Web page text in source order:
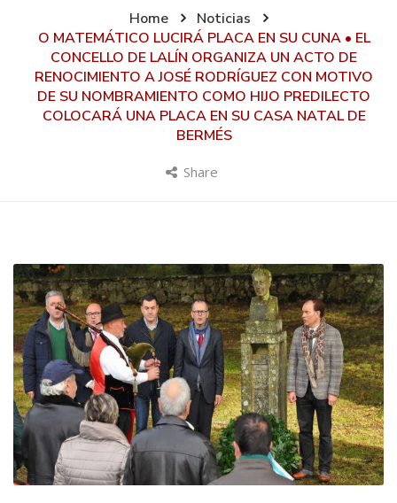
Home
Noticias
O MATEMÁTICO LUCIRÁ PLACA EN SU CUNA • EL
CONCELLO DE LALÍN ORGANIZA UN ACTO DE
RENOCIMIENTO A JOSÉ RODRÍGUEZ CON MOTIVO
DE SU NOMBRAMIENTO COMO HIJO PREDILECTO
COLOCARÁ UNA PLACA EN SU CASA NATAL DE
BERMÉS
Share